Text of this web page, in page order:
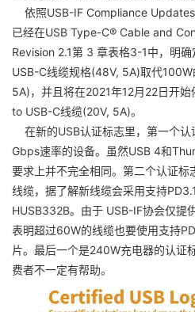
依照USB-IF Compliance
已经在USB Type-C® Cable and
Revision 2.1第 3 章表格3-1中，明
USB-C线缆规格(48V, 5A)取代
5A)，并且将在2021年12月22日开
to USB-C线缆(20V, 5A)。
在新的USB认证标志里，第一个认
Gbps速率的设备。虽然USB 4和
要求上并不完全相同。第二个认证
线缆，据了解新线缆会采用支持
HUSB332B。由于 USB-IF协会仅提
表明超过60W的线缆也要使用支持
片。最后一个是240W充电器的认证
费者不一定有帮助。